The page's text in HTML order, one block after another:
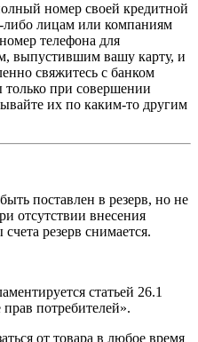
номер своей кредитной
лицам или компаниям
телефона для
выпустившим вашу карту, и
свяжитесь с банком
при совершении
их по каким-то другим
поставлен в резерв, но не
отсутствии внесения
резерв снимается.
статьей 26.1
потребителей».
от товара в любое время